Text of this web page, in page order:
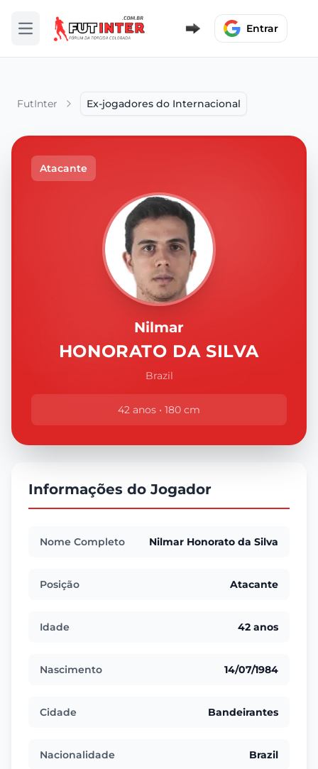
Abrir menu Entrar
FutInter Ex-jogadores do Internacional
Atacante
Nilmar
HONORATO DA SILVA
Brazil
42 anos • 180 cm
Informações do Jogador
Nome Completo Nilmar Honorato da Silva
Posição Atacante
Idade 42 anos
Nascimento 14/07/1984
Cidade Bandeirantes
Nacionalidade Brazil